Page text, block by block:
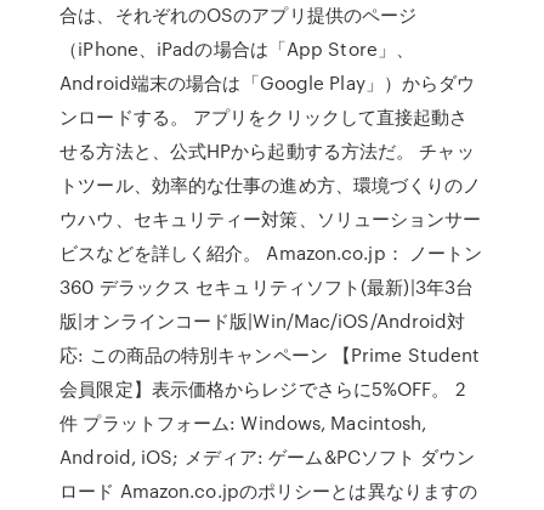
合は、それぞれのOSのアプリ提供のページ
（iPhone、iPadの場合は「App Store」、
Android端末の場合は「Google Play」）からダウ
ンロードする。 アプリをクリックして直接起動さ
せる方法と、公式HPから起動する方法だ。 チャッ
トツール、効率的な仕事の進め方、環境づくりのノ
ウハウ、セキュリティー対策、ソリューションサー
ビスなどを詳しく紹介。 Amazon.co.jp： ノートン
360 デラックス セキュリティソフト(最新)|3年3台
版|オンラインコード版|Win/Mac/iOS/Android対
応: この商品の特別キャンペーン 【Prime Student
会員限定】表示価格からレジでさらに5%OFF。 2
件 プラットフォーム: Windows, Macintosh,
Android, iOS; メディア: ゲーム&PCソフト ダウン
ロード Amazon.co.jpのポリシーとは異なりますの